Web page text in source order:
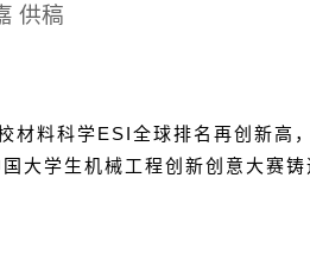
供稿
材料科学ESI全球排名再创新高
大学生机械工程创新创意大赛